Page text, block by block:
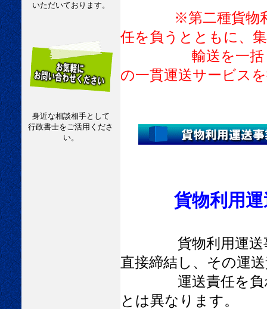
いただいております。
身近な相談相手として
行政書士をご活用くださ
い。
※第二種貨物
任を負うとともに、
輸送を一括して
の一貫運送サービス
貨物利用
貨物利用運
直接締結し、その運
運送責任を負わな
とは異なります。